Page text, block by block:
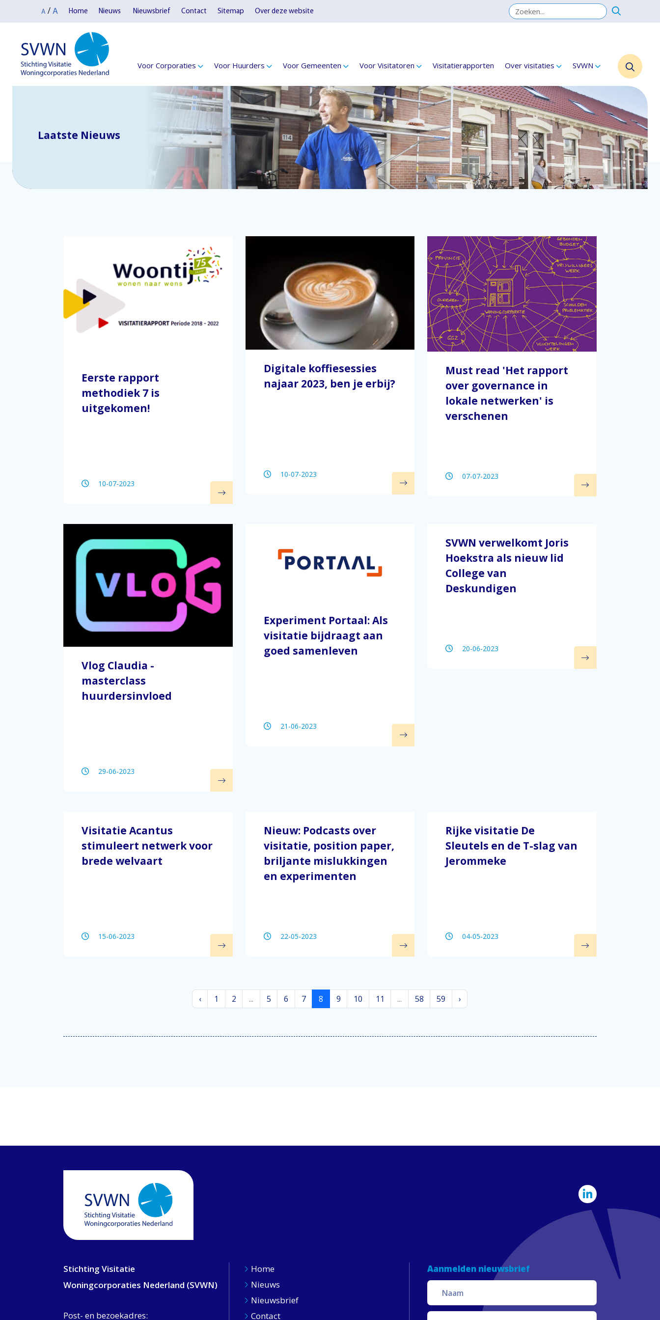
A / A Home Nieuws Nieuwsbrief Contact Sitemap Over deze website
Voor Corporaties Voor Huurders Voor Gemeenten Voor Visitatoren Visitatierapporten Over visitaties SVWN
Laatste Nieuws
Eerste rapport
methodiek 7 is
uitgekomen!
10-07-2023
Digitale koffiesessies
najaar 2023, ben je erbij?
10-07-2023
Must read 'Het rapport
over governance in
lokale netwerken' is
verschenen
07-07-2023
Vlog Claudia -
masterclass
huurdersinvloed
29-06-2023
Experiment Portaal: Als
visitatie bijdraagt aan
goed samenleven
21-06-2023
SVWN verwelkomt Joris
Hoekstra als nieuw lid
College van
Deskundigen
20-06-2023
Visitatie Acantus
stimuleert netwerk voor
brede welvaart
15-06-2023
Nieuw: Podcasts over
visitatie, position paper,
briljante mislukkingen
en experimenten
22-05-2023
Rijke visitatie De
Sleutels en de T-slag van
Jerommeke
04-05-2023
‹ 1 2 ... 5 6 7 8 9 10 11 ... 58 59 ›
Stichting Visitatie
Woningcorporaties Nederland (SVWN)
Post- en bezoekadres:
Home
Nieuws
Nieuwsbrief
Contact
Aanmelden nieuwsbrief